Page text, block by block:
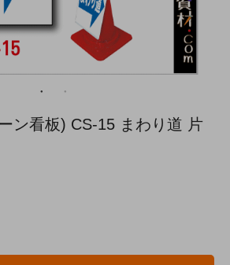
ン看板) CS-15 まわり道 片